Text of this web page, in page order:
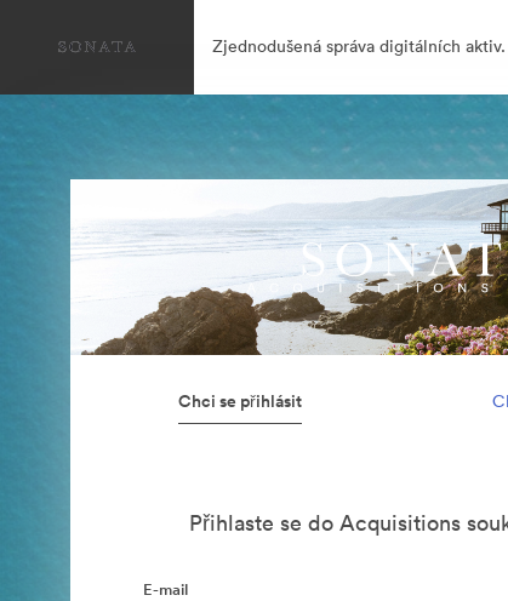
Zjednodušená správa digitálních aktiv.
Chci se přihlásit
Přihlaste se do Acquisitions
E-mail